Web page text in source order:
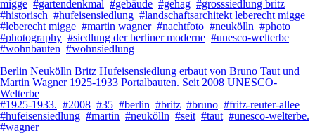
migge #gartendenkmal #gebäude #gehag #grosssiedlung britz
#historisch #hufeisensiedlung #landschaftsarchitekt leberecht migge
#leberecht migge #martin wagner #nachtfoto #neukölln #photo
#photography #siedlung der berliner moderne #unesco-welterbe
#wohnbauten #wohnsiedlung
Berlin Neukölln Britz Hufeisensiedlung erbaut von Bruno Taut und
Martin Wagner 1925-1933 Portalbauten. Seit 2008 UNESCO-
Welterbe
#1925-1933. #2008 #35 #berlin #britz #bruno #fritz-reuter-allee
#hufeisensiedlung #martin #neukölln #seit #taut #unesco-welterbe.
#wagner